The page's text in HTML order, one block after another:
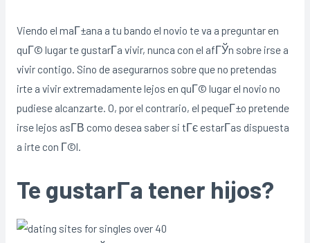
Viendo el maГ±ana a tu bando el novio te va a preguntar en
quГ© lugar te gustarГ­a vivir, nunca con el afГЎn sobre irse a
vivir contigo. Sino de asegurarnos sobre que no pretendas
irte a vivir extremadamente lejos en quГ© lugar el novio no
pudiese alcanzarte. O, por el contrario, el pequeГ±o pretende
irse lejos asГ­В­ como desea saber si tГє estarГ­as dispuesta
a irte con Г©l.
Te gustarГ­a tener hijos?